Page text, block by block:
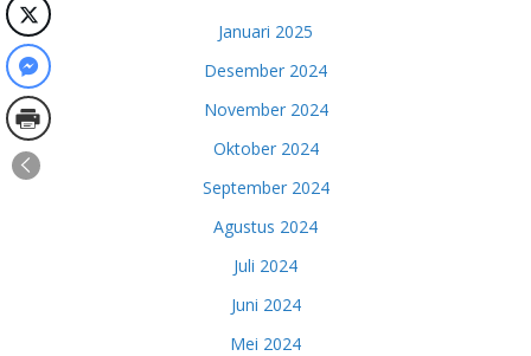
Januari 2025
Desember 2024
November 2024
Oktober 2024
September 2024
Agustus 2024
Juli 2024
Juni 2024
Mei 2024